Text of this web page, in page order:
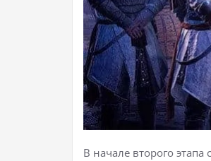
В начале второго